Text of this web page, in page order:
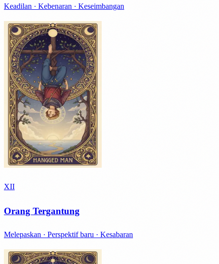
Keadilan · Kebenaran · Keseimbangan
XII
Orang Tergantung
Melepaskan · Perspektif baru · Kesabaran